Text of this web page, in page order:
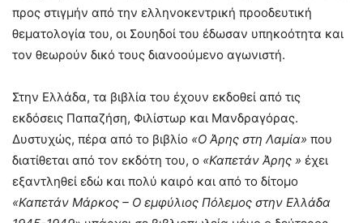
προς στιγμήν από την ελληνοκεντρική προοδευτική
θεματολογία του, οι Σουηδοί του έδωσαν υπηκοότητα και
τον θεωρούν δικό τους διανοούμενο αγωνιστή.
Στην Ελλάδα, τα βιβλία του έχουν εκδοθεί από τις
εκδόσεις Παπαζήση, Φιλίστωρ και Μανδραγόρας.
Δυστυχώς, πέρα από το βιβλίο «Ο Άρης στη Λαμία» που
διατίθεται από τον εκδότη του, ο «Καπετάν Άρης » έχει
εξαντληθεί εδώ και πολύ καιρό και από το δίτομο
«Καπετάν Μάρκος – Ο εμφύλιος Πόλεμος στην Ελλάδα